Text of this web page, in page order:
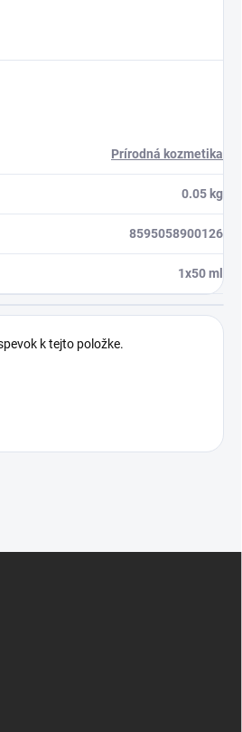
Prírodná kozmetika
0.05 kg
8595058900126
1x50 ml
k tejto položke.